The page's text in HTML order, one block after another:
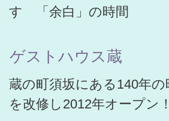
す 「余白」の時間
ゲストハウス蔵
蔵の町須坂にある140年
を改修し2012年オープン